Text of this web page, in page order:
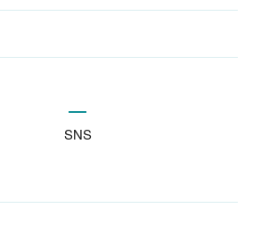
SNS